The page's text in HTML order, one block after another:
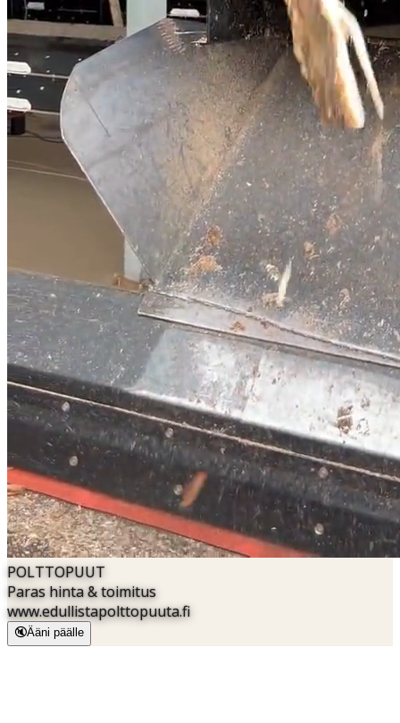
POLTTOPUUT
Paras hinta & toimitus
www.edullistapolttopuuta.fi
🔇Ääni päälle